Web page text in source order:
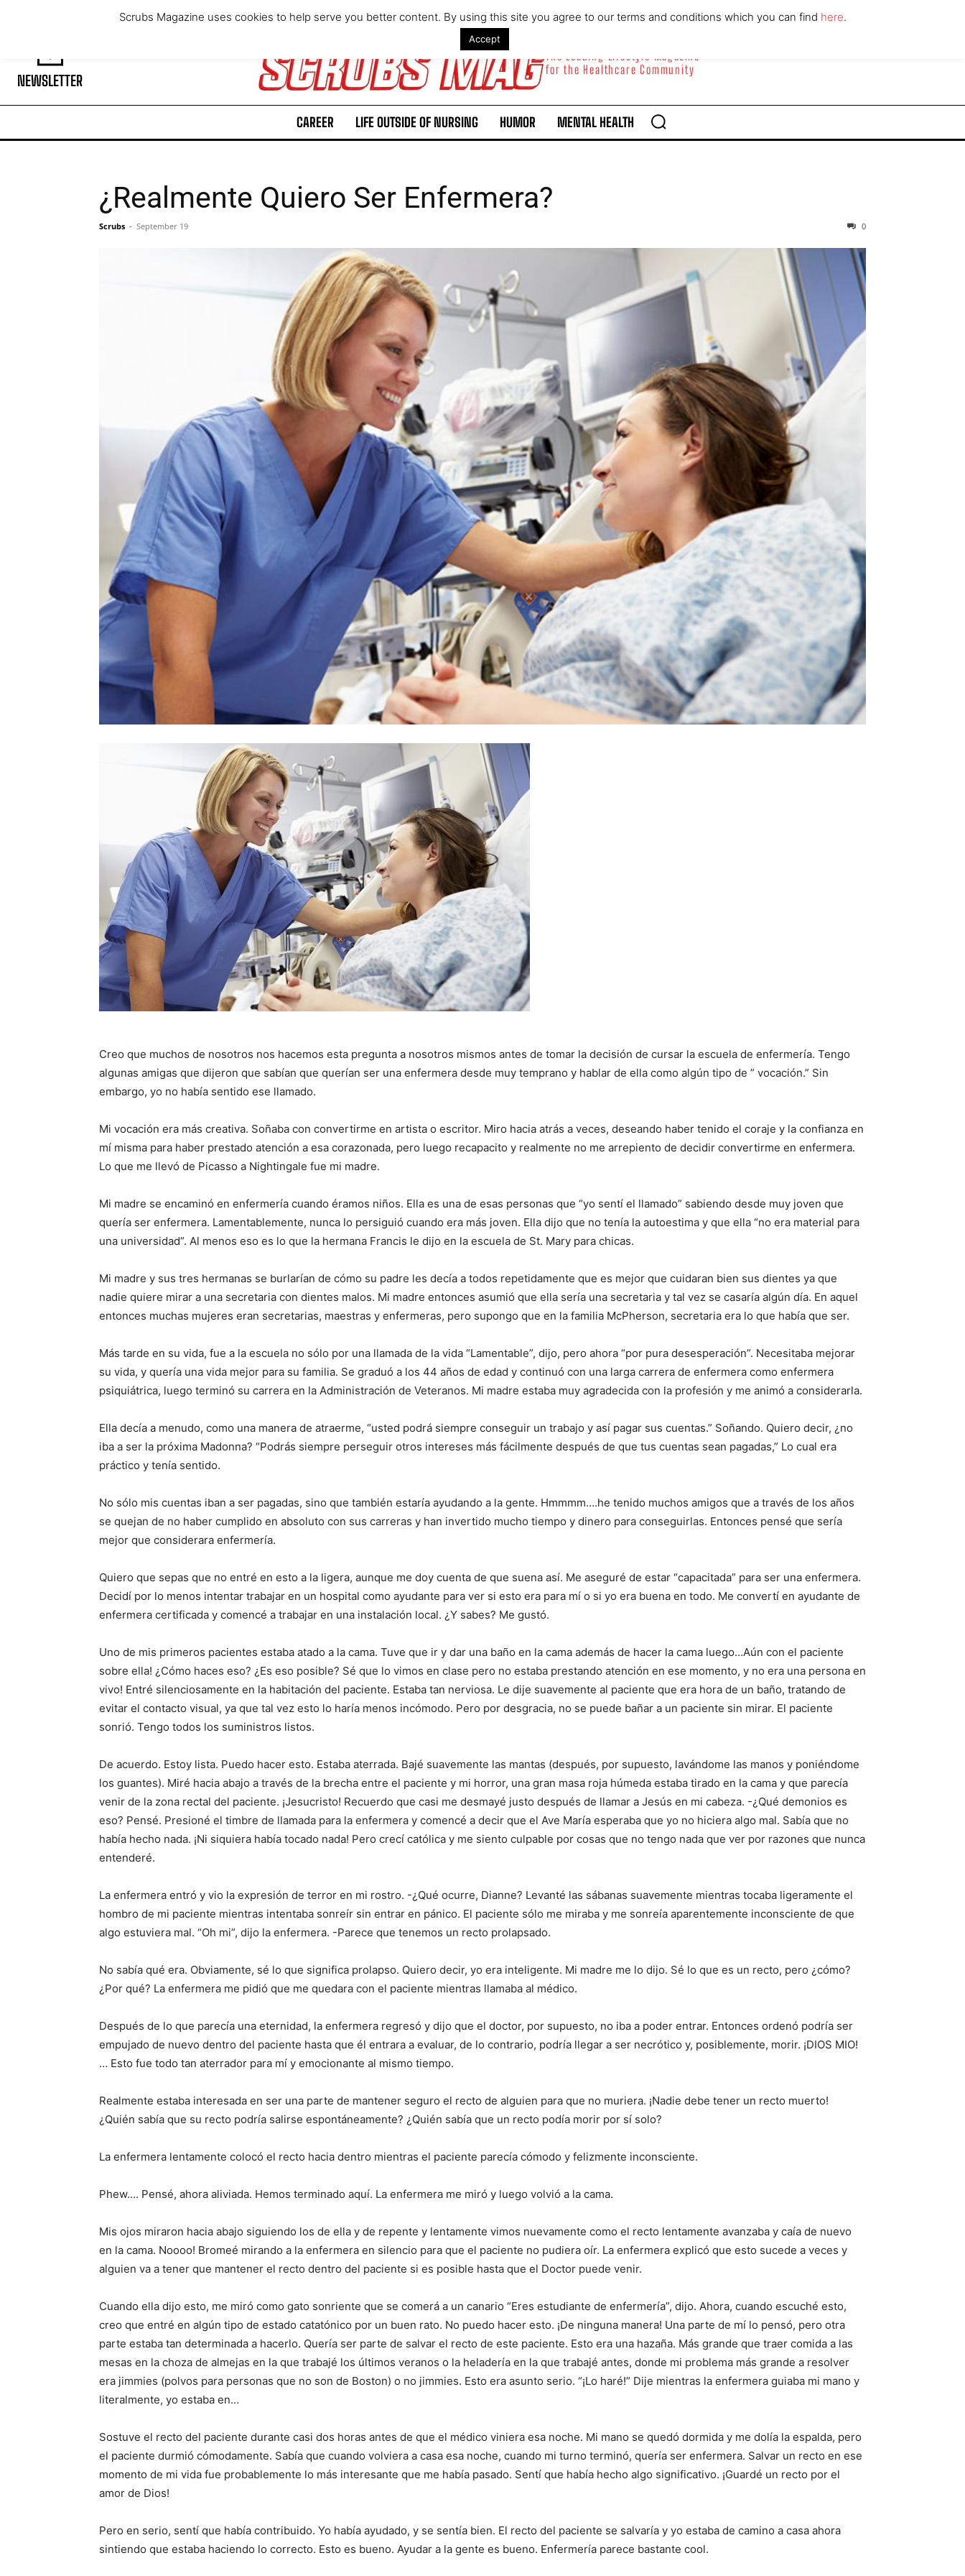
I WANT IN
NEWSLETTER
The Leading Lifestyle Magazine
for the Healthcare Community
CAREER LIFE OUTSIDE OF NURSING HUMOR MENTAL HEALTH
¿Realmente Quiero Ser Enfermera?
Scrubs - September 19 0
Creo que muchos de nosotros nos hacemos esta pregunta a nosotros mismos antes de tomar la decisión de cursar la escuela de enfermería. Tengo
algunas amigas que dijeron que sabían que querían ser una enfermera desde muy temprano y hablar de ella como algún tipo de ” vocación.” Sin
embargo, yo no había sentido ese llamado.
Mi vocación era más creativa. Soñaba con convertirme en artista o escritor. Miro hacia atrás a veces, deseando haber tenido el coraje y la confianza en
mí misma para haber prestado atención a esa corazonada, pero luego recapacito y realmente no me arrepiento de decidir convertirme en enfermera.
Lo que me llevó de Picasso a Nightingale fue mi madre.
Mi madre se encaminó en enfermería cuando éramos niños. Ella es una de esas personas que “yo sentí el llamado” sabiendo desde muy joven que
quería ser enfermera. Lamentablemente, nunca lo persiguió cuando era más joven. Ella dijo que no tenía la autoestima y que ella “no era material para
una universidad”. Al menos eso es lo que la hermana Francis le dijo en la escuela de St. Mary para chicas.
Mi madre y sus tres hermanas se burlarían de cómo su padre les decía a todos repetidamente que es mejor que cuidaran bien sus dientes ya que
nadie quiere mirar a una secretaria con dientes malos. Mi madre entonces asumió que ella sería una secretaria y tal vez se casaría algún día. En aquel
entonces muchas mujeres eran secretarias, maestras y enfermeras, pero supongo que en la familia McPherson, secretaria era lo que había que ser.
Más tarde en su vida, fue a la escuela no sólo por una llamada de la vida “Lamentable”, dijo, pero ahora “por pura desesperación”. Necesitaba mejorar
su vida, y quería una vida mejor para su familia. Se graduó a los 44 años de edad y continuó con una larga carrera de enfermera como enfermera
psiquiátrica, luego terminó su carrera en la Administración de Veteranos. Mi madre estaba muy agradecida con la profesión y me animó a considerarla.
Ella decía a menudo, como una manera de atraerme, “usted podrá siempre conseguir un trabajo y así pagar sus cuentas.” Soñando. Quiero decir, ¿no
iba a ser la próxima Madonna? “Podrás siempre perseguir otros intereses más fácilmente después de que tus cuentas sean pagadas,” Lo cual era
práctico y tenía sentido.
No sólo mis cuentas iban a ser pagadas, sino que también estaría ayudando a la gente. Hmmmm….he tenido muchos amigos que a través de los años
se quejan de no haber cumplido en absoluto con sus carreras y han invertido mucho tiempo y dinero para conseguirlas. Entonces pensé que sería
mejor que considerara enfermería.
Quiero que sepas que no entré en esto a la ligera, aunque me doy cuenta de que suena así. Me aseguré de estar “capacitada” para ser una enfermera.
Decidí por lo menos intentar trabajar en un hospital como ayudante para ver si esto era para mí o si yo era buena en todo. Me convertí en ayudante de
enfermera certificada y comencé a trabajar en una instalación local. ¿Y sabes? Me gustó.
Uno de mis primeros pacientes estaba atado a la cama. Tuve que ir y dar una baño en la cama además de hacer la cama luego…Aún con el paciente
sobre ella! ¿Cómo haces eso? ¿Es eso posible? Sé que lo vimos en clase pero no estaba prestando atención en ese momento, y no era una persona en
vivo! Entré silenciosamente en la habitación del paciente. Estaba tan nerviosa. Le dije suavemente al paciente que era hora de un baño, tratando de
evitar el contacto visual, ya que tal vez esto lo haría menos incómodo. Pero por desgracia, no se puede bañar a un paciente sin mirar. El paciente
sonrió. Tengo todos los suministros listos.
De acuerdo. Estoy lista. Puedo hacer esto. Estaba aterrada. Bajé suavemente las mantas (después, por supuesto, lavándome las manos y poniéndome
los guantes). Miré hacia abajo a través de la brecha entre el paciente y mi horror, una gran masa roja húmeda estaba tirado en la cama y que parecía
venir de la zona rectal del paciente. ¡Jesucristo! Recuerdo que casi me desmayé justo después de llamar a Jesús en mi cabeza. -¿Qué demonios es
eso? Pensé. Presioné el timbre de llamada para la enfermera y comencé a decir que el Ave María esperaba que yo no hiciera algo mal. Sabía que no
había hecho nada. ¡Ni siquiera había tocado nada! Pero crecí católica y me siento culpable por cosas que no tengo nada que ver por razones que nunca
entenderé.
La enfermera entró y vio la expresión de terror en mi rostro. -¿Qué ocurre, Dianne? Levanté las sábanas suavemente mientras tocaba ligeramente el
hombro de mi paciente mientras intentaba sonreír sin entrar en pánico. El paciente sólo me miraba y me sonreía aparentemente inconsciente de que
algo estuviera mal. “Oh mi”, dijo la enfermera. -Parece que tenemos un recto prolapsado.
No sabía qué era. Obviamente, sé lo que significa prolapso. Quiero decir, yo era inteligente. Mi madre me lo dijo. Sé lo que es un recto, pero ¿cómo?
¿Por qué? La enfermera me pidió que me quedara con el paciente mientras llamaba al médico.
Después de lo que parecía una eternidad, la enfermera regresó y dijo que el doctor, por supuesto, no iba a poder entrar. Entonces ordenó podría ser
empujado de nuevo dentro del paciente hasta que él entrara a evaluar, de lo contrario, podría llegar a ser necrótico y, posiblemente, morir. ¡DIOS MIO!
… Esto fue todo tan aterrador para mí y emocionante al mismo tiempo.
Realmente estaba interesada en ser una parte de mantener seguro el recto de alguien para que no muriera. ¡Nadie debe tener un recto muerto!
¿Quién sabía que su recto podría salirse espontáneamente? ¿Quién sabía que un recto podía morir por sí solo?
La enfermera lentamente colocó el recto hacia dentro mientras el paciente parecía cómodo y felizmente inconsciente.
Phew…. Pensé, ahora aliviada. Hemos terminado aquí. La enfermera me miró y luego volvió a la cama.
Mis ojos miraron hacia abajo siguiendo los de ella y de repente y lentamente vimos nuevamente como el recto lentamente avanzaba y caía de nuevo
en la cama. Noooo! Bromeé mirando a la enfermera en silencio para que el paciente no pudiera oír. La enfermera explicó que esto sucede a veces y
alguien va a tener que mantener el recto dentro del paciente si es posible hasta que el Doctor puede venir.
Cuando ella dijo esto, me miró como gato sonriente que se comerá a un canario “Eres estudiante de enfermería”, dijo. Ahora, cuando escuché esto,
creo que entré en algún tipo de estado catatónico por un buen rato. No puedo hacer esto. ¡De ninguna manera! Una parte de mí lo pensó, pero otra
parte estaba tan determinada a hacerlo. Quería ser parte de salvar el recto de este paciente. Esto era una hazaña. Más grande que traer comida a las
mesas en la choza de almejas en la que trabajé los últimos veranos o la heladería en la que trabajé antes, donde mi problema más grande a resolver
era jimmies (polvos para personas que no son de Boston) o no jimmies. Esto era asunto serio. “¡Lo haré!” Dije mientras la enfermera guiaba mi mano y
literalmente, yo estaba en…
Sostuve el recto del paciente durante casi dos horas antes de que el médico viniera esa noche. Mi mano se quedó dormida y me dolía la espalda, pero
el paciente durmió cómodamente. Sabía que cuando volviera a casa esa noche, cuando mi turno terminó, quería ser enfermera. Salvar un recto en ese
momento de mi vida fue probablemente lo más interesante que me había pasado. Sentí que había hecho algo significativo. ¡Guardé un recto por el
amor de Dios!
Pero en serio, sentí que había contribuido. Yo había ayudado, y se sentía bien. El recto del paciente se salvaría y yo estaba de camino a casa ahora
sintiendo que estaba haciendo lo correcto. Esto es bueno. Ayudar a la gente es bueno. Enfermería parece bastante cool.
Scrubs Magazine uses cookies to help serve you better content. By using this site you agree to our terms and conditions which you can find here.
Accept